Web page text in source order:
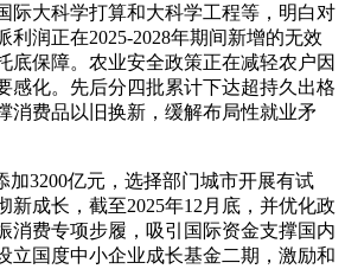
际大科学打算和大科学工程等，明白对
利润正在2025-2028年期间新增的无效
底保障。农业安全政策正在减轻农户因
感化。先后分四批累计下达超持久出格
消费品以旧换新，缓解布局性就业矛
3200亿元，选择部门城市开展有试
新成长，截至2025年12月底，并优化政
消费专项步履，吸引国际资金支撑国内
立国度中小企业成长基金二期，激励和